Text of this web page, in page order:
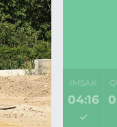
İMSAK
04:16